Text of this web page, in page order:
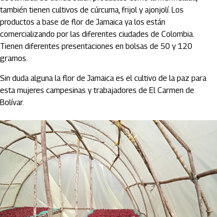
también tienen cultivos de cúrcuma, frijol y ajonjolí. Los
productos a base de flor de Jamaica ya los están
comercializando por las diferentes ciudades de Colombia.
Tienen diferentes presentaciones en bolsas de 50 y 120
gramos.
Sin duda alguna la flor de Jamaica es el cultivo de la paz para
esta mujeres campesinas y trabajadores de El Carmen de
Bolívar.